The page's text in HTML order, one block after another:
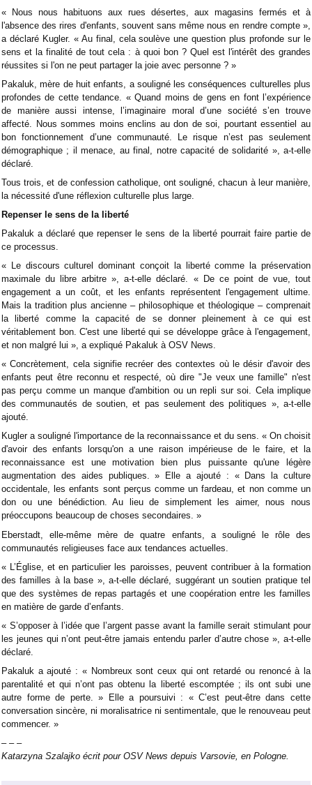
« Nous nous habituons aux rues désertes, aux magasins fermés et à
l'absence des rires d'enfants, souvent sans même nous en rendre compte »,
a déclaré Kugler. « Au final, cela soulève une question plus profonde sur le
sens et la finalité de tout cela : à quoi bon ? Quel est l'intérêt des grandes
réussites si l'on ne peut partager la joie avec personne ? »
Pakaluk, mère de huit enfants, a souligné les conséquences culturelles plus
profondes de cette tendance. « Quand moins de gens en font l’expérience
de manière aussi intense, l’imaginaire moral d’une société s’en trouve
affecté. Nous sommes moins enclins au don de soi, pourtant essentiel au
bon fonctionnement d’une communauté. Le risque n’est pas seulement
démographique ; il menace, au final, notre capacité de solidarité », a-t-elle
déclaré.
Tous trois, et de confession catholique, ont souligné, chacun à leur manière,
la nécessité d'une réflexion culturelle plus large.
Repenser le sens de la liberté
Pakaluk a déclaré que repenser le sens de la liberté pourrait faire partie de
ce processus.
« Le discours culturel dominant conçoit la liberté comme la préservation
maximale du libre arbitre », a-t-elle déclaré. « De ce point de vue, tout
engagement a un coût, et les enfants représentent l'engagement ultime.
Mais la tradition plus ancienne – philosophique et théologique – comprenait
la liberté comme la capacité de se donner pleinement à ce qui est
véritablement bon. C'est une liberté qui se développe grâce à l'engagement,
et non malgré lui », a expliqué Pakaluk à OSV News.
« Concrètement, cela signifie recréer des contextes où le désir d'avoir des
enfants peut être reconnu et respecté, où dire "Je veux une famille" n'est
pas perçu comme un manque d'ambition ou un repli sur soi. Cela implique
des communautés de soutien, et pas seulement des politiques », a-t-elle
ajouté.
Kugler a souligné l'importance de la reconnaissance et du sens. « On choisit
d'avoir des enfants lorsqu'on a une raison impérieuse de le faire, et la
reconnaissance est une motivation bien plus puissante qu'une légère
augmentation des aides publiques. » Elle a ajouté : « Dans la culture
occidentale, les enfants sont perçus comme un fardeau, et non comme un
don ou une bénédiction. Au lieu de simplement les aimer, nous nous
préoccupons beaucoup de choses secondaires. »
Eberstadt, elle-même mère de quatre enfants, a souligné le rôle des
communautés religieuses face aux tendances actuelles.
« L’Église, et en particulier les paroisses, peuvent contribuer à la formation
des familles à la base », a-t-elle déclaré, suggérant un soutien pratique tel
que des systèmes de repas partagés et une coopération entre les familles
en matière de garde d’enfants.
« S’opposer à l’idée que l’argent passe avant la famille serait stimulant pour
les jeunes qui n’ont peut-être jamais entendu parler d’autre chose », a-t-elle
déclaré.
Pakaluk a ajouté : « Nombreux sont ceux qui ont retardé ou renoncé à la
parentalité et qui n’ont pas obtenu la liberté escomptée ; ils ont subi une
autre forme de perte. » Elle a poursuivi : « C’est peut-être dans cette
conversation sincère, ni moralisatrice ni sentimentale, que le renouveau peut
commencer. »
– – –
Katarzyna Szalajko écrit pour OSV News depuis Varsovie, en Pologne.